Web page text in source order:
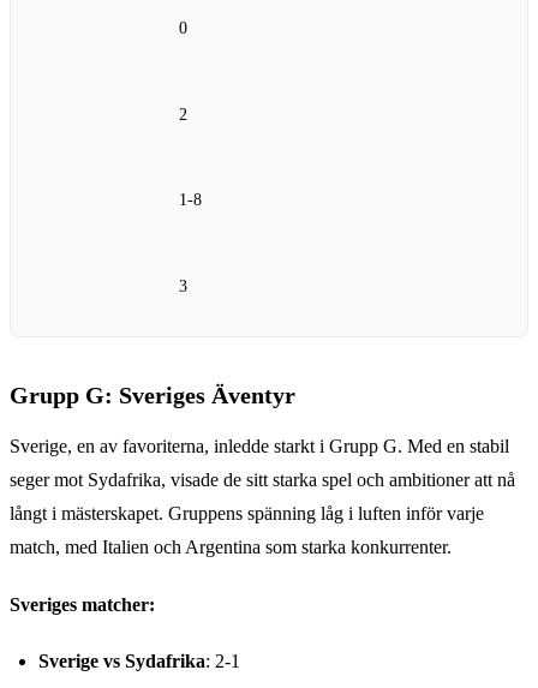
0
2
1-8
3
Grupp G: Sveriges Äventyr
Sverige, en av favoriterna, inledde starkt i Grupp G. Med en stabil
seger mot Sydafrika, visade de sitt starka spel och ambitioner att nå
långt i mästerskapet. Gruppens spänning låg i luften inför varje
match, med Italien och Argentina som starka konkurrenter.
Sveriges matcher:
Sverige vs Sydafrika: 2-1